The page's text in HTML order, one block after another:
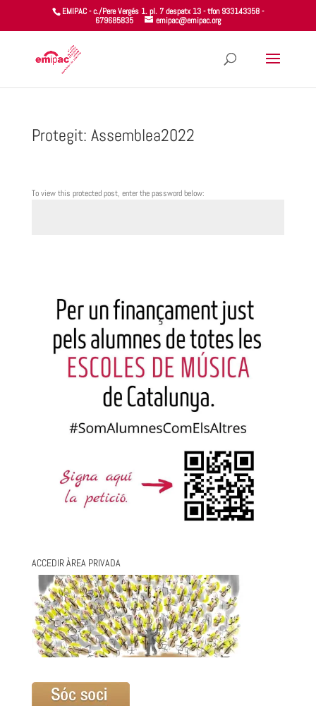
EMIPAC - c./Pere Vergés 1. pl. 7 despatx 13 - tfon 933143358 -
679685835
emipac@emipac.org
Protegit: Assemblea2022
To view this protected post, enter the password below:
ACCEDIR ÀREA PRIVADA